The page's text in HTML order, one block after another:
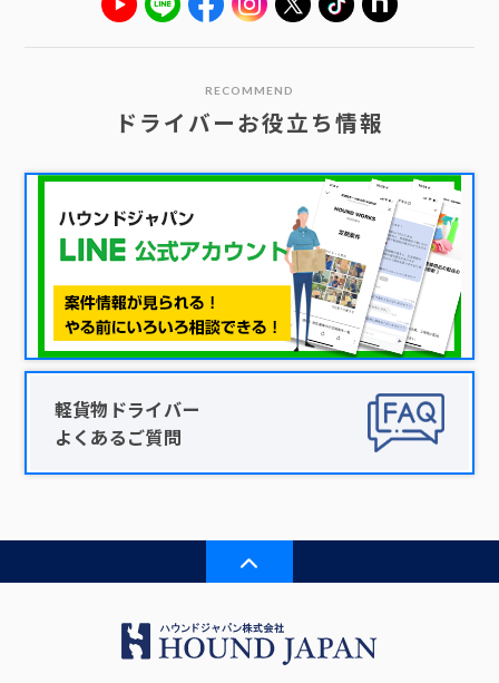
RECOMMEND
ドライバーお役立ち情報
軽貨物ドライバー
よくあるご質問